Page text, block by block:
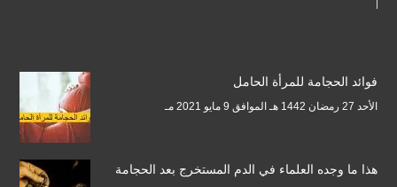
فوائد الحجامة للمرأة الحامل
الأحد 27 رمضان 1442 هـ الموافق 9 مايو 2021 مـ
هذا ما وجده العلماء في الدم المستخرج بعد الحجامة